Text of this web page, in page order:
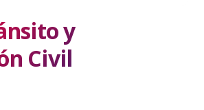
y
Civil